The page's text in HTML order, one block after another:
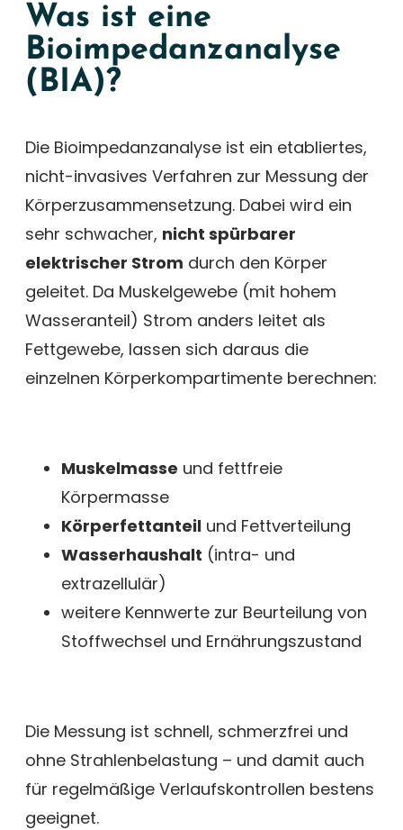
Was ist eine
Bioimpedanzanalyse
(BIA)?
Die Bioimpedanzanalyse ist ein etabliertes,
nicht-invasives Verfahren zur Messung der
Körperzusammensetzung. Dabei wird ein
sehr schwacher, nicht spürbarer
elektrischer Strom durch den Körper
geleitet. Da Muskelgewebe (mit hohem
Wasseranteil) Strom anders leitet als
Fettgewebe, lassen sich daraus die
einzelnen Körperkompartimente berechnen:
Muskelmasse und fettfreie
Körpermasse
Körperfettanteil und Fettverteilung
Wasserhaushalt (intra- und
extrazellulär)
weitere Kennwerte zur Beurteilung von
Stoffwechsel und Ernährungszustand
Die Messung ist schnell, schmerzfrei und
ohne Strahlenbelastung – und damit auch
für regelmäßige Verlaufskontrollen bestens
geeignet.